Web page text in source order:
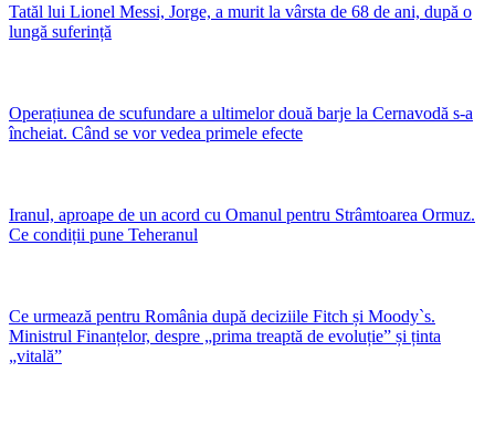
Tatăl lui Lionel Messi, Jorge, a murit la vârsta de 68 de ani, după o
lungă suferință
Operațiunea de scufundare a ultimelor două barje la Cernavodă s-a
încheiat. Când se vor vedea primele efecte
Iranul, aproape de un acord cu Omanul pentru Strâmtoarea Ormuz.
Ce condiții pune Teheranul
Ce urmează pentru România după deciziile Fitch și Moody`s.
Ministrul Finanțelor, despre „prima treaptă de evoluție” și ținta
„vitală”